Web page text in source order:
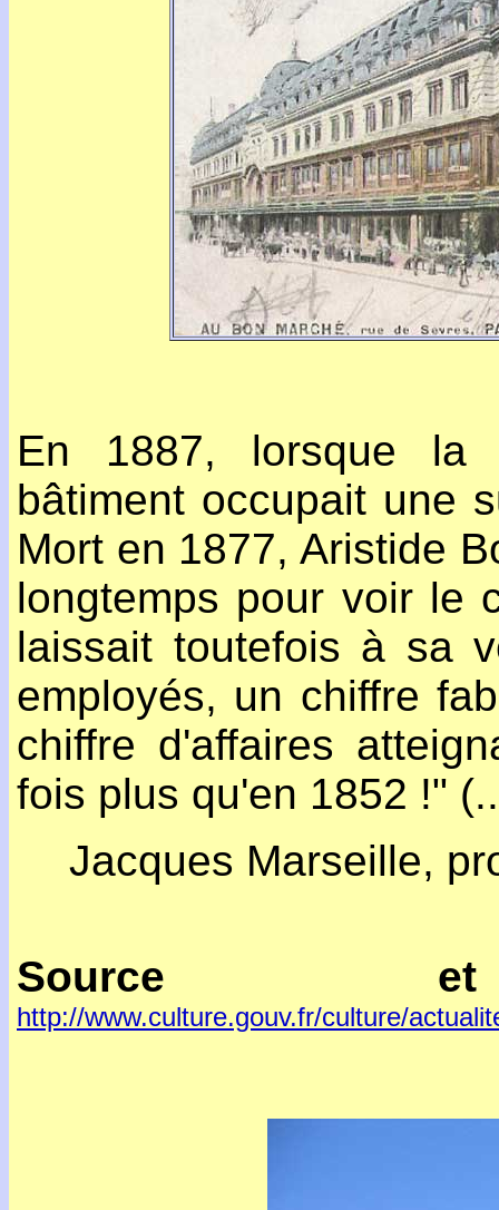
En 1887, lorsque la
bâtiment occupait une
Mort en 1877, Aristide
longtemps pour voir le
laissait toutefois à sa
employés, un chiffre
chiffre d'affaires
fois plus qu'en 1852 !"
Jacques Marseille,
Source
http://www.culture.gouv.fr/culture/